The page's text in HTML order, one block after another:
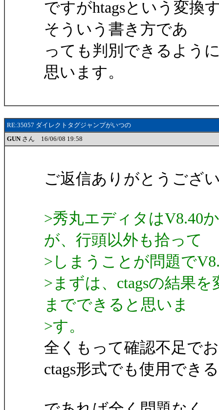
ですがhtagsという変換
そういう書き方であ
っても判別できるよう
思います。
RE:35057 ダイレクトタグジャンプがいつの
GUN さん 16/06/08 19:58
ご返信ありがとうござ
>秀丸エディタはV8.40
が、行頭以外も拾って
>しまうことが問題で
>まずは、ctagsの結果
までできると思いま
>す。
全くもって確認不足で
ctags形式でも使用でき